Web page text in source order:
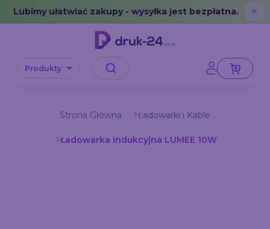
Error: No data in cache or invalid format
Lubimy ułatwiać zakupy - wysyłka jest bezpłatna. ✕
Produkty
Strona Główna Ładowarki i Kable
Ładowarka indukcyjna LUMEE 10W